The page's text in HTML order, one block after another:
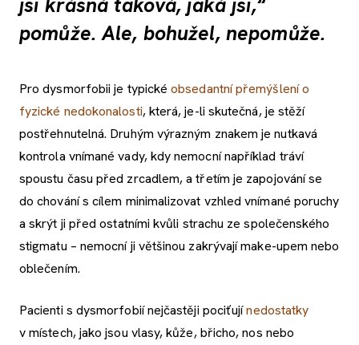
jsi krásná taková, jaká jsi,“
pomůže. Ale, bohužel, nepomůže.
Pro dysmorfobii je typickéobsedantní přemýšlení o
fyzické nedokonalosti, která, je-li skutečná, je stěží
postřehnutelná. Druhým výrazným znakem je nutkavá
kontrola vnímané vady, kdy nemocní například tráví
spoustu času před zrcadlem, a třetím je zapojování se
do chování s cílem minimalizovat vzhled vnímané poruchy
a skrýt ji před ostatními kvůli strachu ze společenského
stigmatu – nemocní ji většinou zakrývají make-upem nebo
oblečením.
Pacienti s dysmorfobií nejčastěji pociťujínedostatky
v místech, jako jsou vlasy, kůže, břicho, nos nebo